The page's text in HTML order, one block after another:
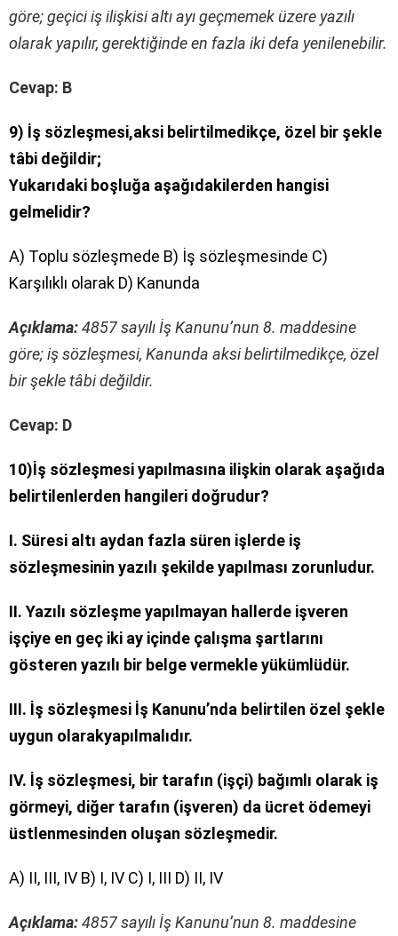
göre; geçici iş ilişkisi altı ayı geçmemek üzere yazılı
olarak yapılır, gerektiğinde en fazla iki defa yenilenebilir.
Cevap: B
9) İş sözleşmesi,aksi belirtilmedikçe, özel bir şekle
tâbi değildir;
Yukarıdaki boşluğa aşağıdakilerden hangisi
gelmelidir?
A) Toplu sözleşmede B) İş sözleşmesinde C)
Karşılıklı olarak D) Kanunda
Açıklama:4857 sayılı İş Kanunu’nun 8. maddesine
göre; iş sözleşmesi, Kanunda aksi belirtilmedikçe, özel
bir şekle tâbi değildir.
Cevap: D
10)İş sözleşmesi yapılmasına ilişkin olarak aşağıda
belirtilenlerden hangileri doğrudur?
I. Süresi altı aydan fazla süren işlerde iş
sözleşmesinin yazılı şekilde yapılması zorunludur.
II. Yazılı sözleşme yapılmayan hallerde işveren
işçiye en geç iki ay içinde çalışma şartlarını
gösteren yazılı bir belge vermekle yükümlüdür.
III. İş sözleşmesi İş Kanunu’nda belirtilen özel şekle
uygun olarakyapılmalıdır.
IV. İş sözleşmesi, bir tarafın (işçi) bağımlı olarak iş
görmeyi, diğer tarafın (işveren) da ücret ödemeyi
üstlenmesinden oluşan sözleşmedir.
A) II, III, IV B) I, IV C) I, III D) II, IV
Açıklama:4857 sayılı İş Kanunu’nun 8. maddesine